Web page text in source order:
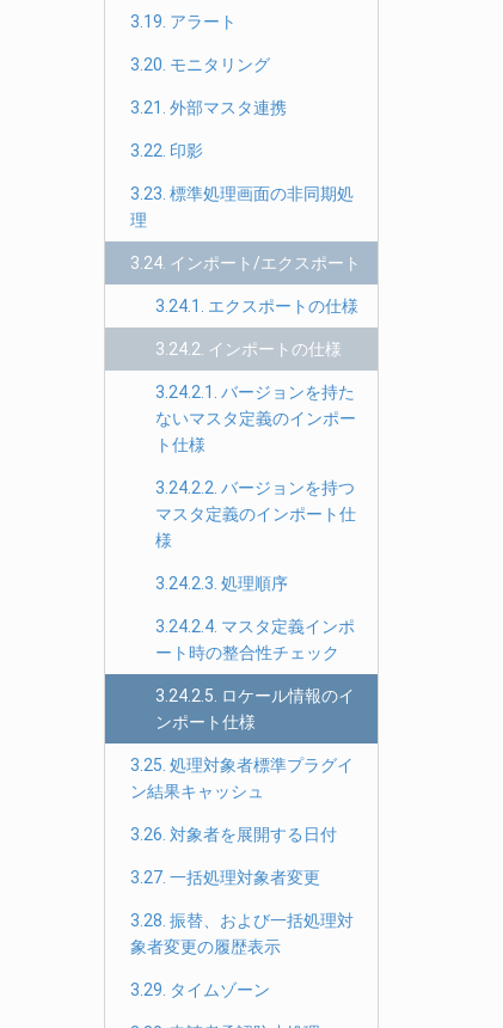
3.19. アラート
3.20. モニタリング
3.21. 外部マスタ連携
3.22. 印影
3.23. 標準処理画面の非同期処
理
3.24. インポート/エクスポート
3.24.1. エクスポートの仕様
3.24.2. インポートの仕様
3.24.2.1. バージョンを持た
ないマスタ定義のインポー
ト仕様
3.24.2.2. バージョンを持つ
マスタ定義のインポート仕
様
3.24.2.3. 処理順序
3.24.2.4. マスタ定義インポ
ート時の整合性チェック
3.24.2.5. ロケール情報のイ
ンポート仕様
3.25. 処理対象者標準プラグイ
ン結果キャッシュ
3.26. 対象者を展開する日付
3.27. 一括処理対象者変更
3.28. 振替、および一括処理対
象者変更の履歴表示
3.29. タイムゾーン